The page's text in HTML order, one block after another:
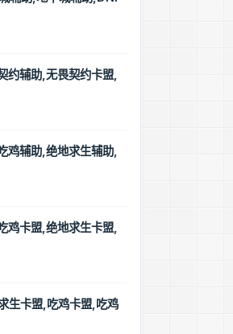
约辅助,无畏契约卡盟,
辅助,绝地求生辅助,
鸡卡盟,绝地求生卡盟,
生卡盟,吃鸡卡盟,吃鸡